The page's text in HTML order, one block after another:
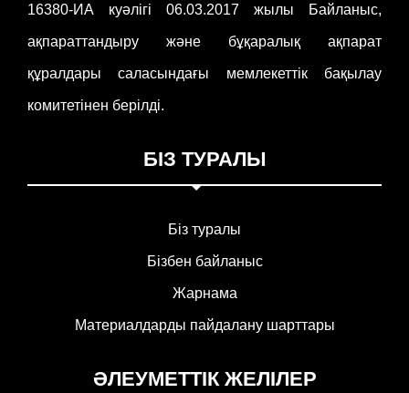
16380-ИА куәлігі 06.03.2017 жылы Байланыс,
ақпараттандыру және бұқаралық ақпарат
құралдары саласындағы мемлекеттік бақылау
комитетінен берілді.
БІЗ ТУРАЛЫ
Біз туралы
Бізбен байланыс
Жарнама
Материалдарды пайдалану шарттары
ӘЛЕУМЕТТІК ЖЕЛІЛЕР